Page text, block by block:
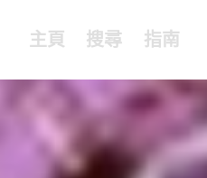
主頁 搜尋 指南